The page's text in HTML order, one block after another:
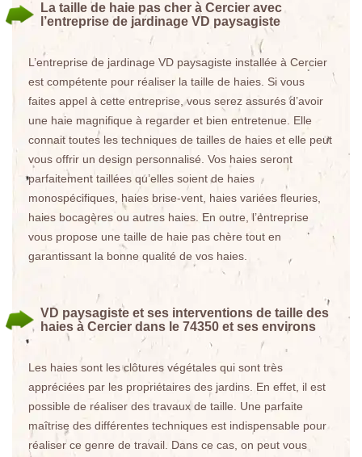
La taille de haie pas cher à Cercier avec
l’entreprise de jardinage VD paysagiste
L’entreprise de jardinage VD paysagiste installée à Cercier
est compétente pour réaliser la taille de haies. Si vous
faites appel à cette entreprise, vous serez assurés d’avoir
une haie magnifique à regarder et bien entretenue. Elle
connait toutes les techniques de tailles de haies et elle peut
vous offrir un design personnalisé. Vos haies seront
parfaitement taillées qu’elles soient de haies
monospécifiques, haies brise-vent, haies variées fleuries,
haies bocagères ou autres haies. En outre, l’entreprise
vous propose une taille de haie pas chère tout en
garantissant la bonne qualité de vos haies.
VD paysagiste et ses interventions de taille des
haies à Cercier dans le 74350 et ses environs
Les haies sont les clôtures végétales qui sont très
appréciées par les propriétaires des jardins. En effet, il est
possible de réaliser des travaux de taille. Une parfaite
maîtrise des différentes techniques est indispensable pour
réaliser ce genre de travail. Dans ce cas, on peut vous